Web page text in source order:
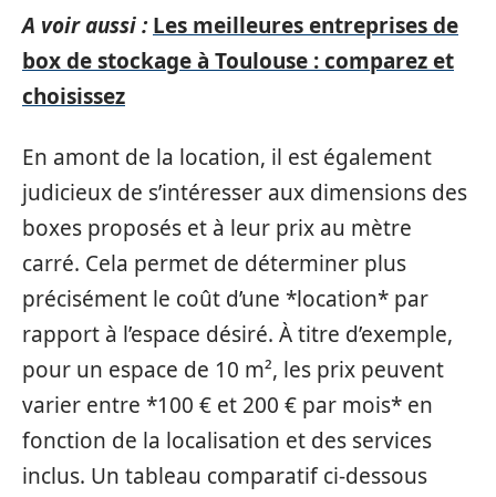
A voir aussi : Les meilleures entreprises de
box de stockage à Toulouse : comparez et
choisissez
En amont de la location, il est également
judicieux de s’intéresser aux dimensions des
boxes proposés et à leur prix au mètre
carré. Cela permet de déterminer plus
précisément le coût d’une *location* par
rapport à l’espace désiré. À titre d’exemple,
pour un espace de 10 m², les prix peuvent
varier entre *100 € et 200 € par mois* en
fonction de la localisation et des services
inclus. Un tableau comparatif ci-dessous